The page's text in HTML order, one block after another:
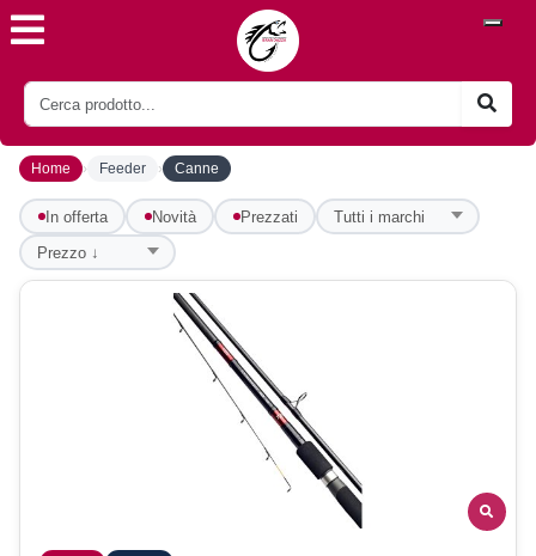
Home › Feeder › Canne
In offerta Novità Prezzati